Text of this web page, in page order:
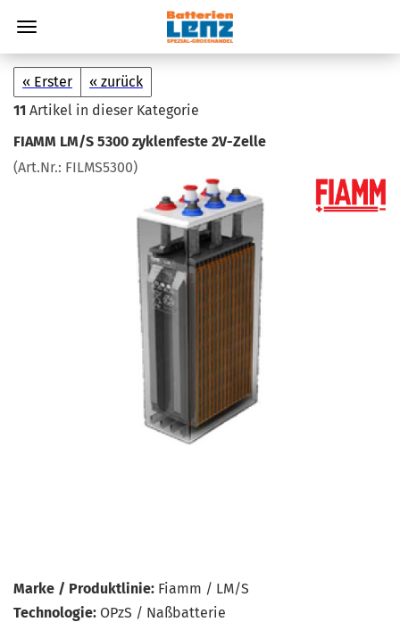
« Erster
« zurück
11 Artikel in dieser Kategorie
FIAMM LM/S 5300 zy­klen­fes­te 2V-​Zelle
(Art.Nr.: FILMS5300)
Marke / Produktlinie: Fiamm / LM/S
Technologie: OPzS / Naßbatterie